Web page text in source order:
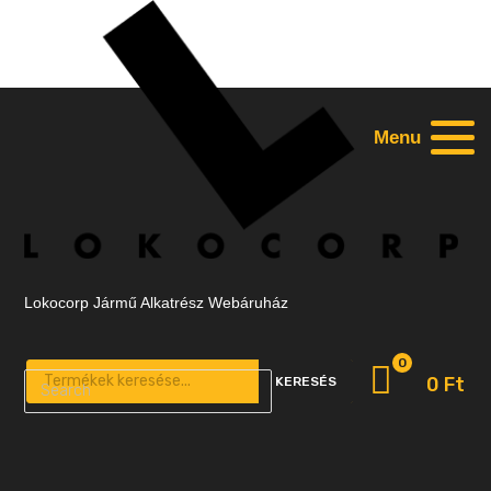
Products search
KERESÉS 0 Ft
0
Lokocorp Jármű Alkatrész Webáruház
Menu